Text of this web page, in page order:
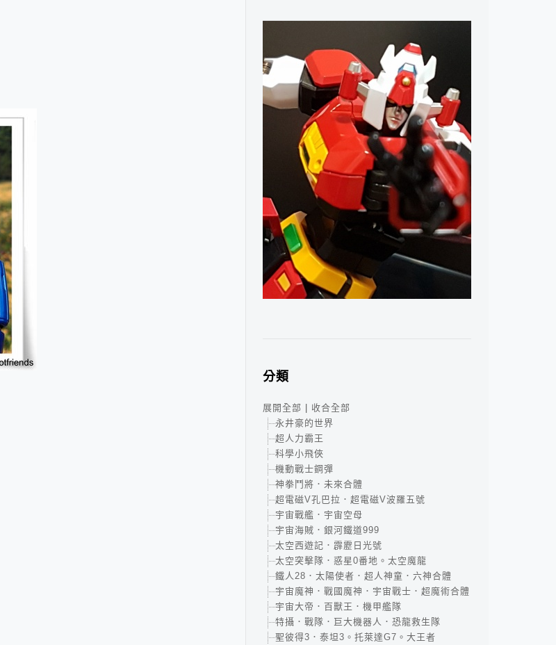
分類
展開全部
收合全部
永井豪的世界
超人力霸王
科學小飛俠
機動戰士鋼彈
神拳鬥將．未來合體
超電磁V孔巴拉．超電磁V波羅五號
宇宙戰艦．宇宙空母
宇宙海賊．銀河鐵道999
太空西遊記．霹靂日光號
太空突擊隊．惑星0番地。太空魔龍
鐵人28．太陽使者．超人神童．六神合體
宇宙魔神．戰國魔神．宇宙戰士．超魔術合體
宇宙大帝．百獸王．機甲艦隊
特攝．戰隊．巨大機器人．恐龍救生隊
聖彼得3．泰坦3。托萊達G7。大王者